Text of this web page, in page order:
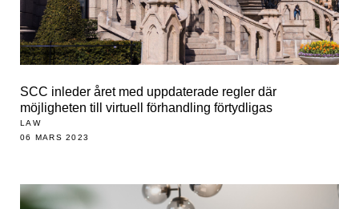
SCC inleder året med uppdaterade regler där
möjligheten till virtuell förhandling förtydligas
LAW
06 MARS 2023